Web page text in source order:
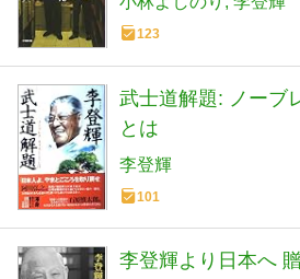
123
武士道解題: ノーブ
とは
李登輝
101
李登輝より日本へ